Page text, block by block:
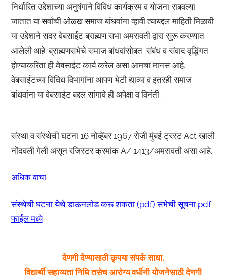
निर्धारित उद्देशाच्या अनुषंगाने विविध कार्यक्रम व योजना राबवल्या
जातात या सर्वांची ओळख समाज बांधवांना व्हावी त्याबद्दल माहिती मिळावी
या उद्देशाने सदर वेबसाईट ब्राह्मण सभा अमरावती द्वारा सुरू करण्यात
आलेली आहे. ब्राह्मणसभेचे समाज बांधवांसोबत संबंध व संवाद वृद्धिंगत
होण्याकरिता ही वेबसाईट कार्य करेल असा आमचा मानस आहे.
वेबसाईटच्या विविध विभागांना आपण भेटी द्याव्या व इतरही समाज
बांधवांना या वेबसाईट बद्दल सांगावे ही अपेक्षा व विनंती.
संस्था व संस्थेची घटना 16 नोव्हेंबर 1967 रोजी मुंबई ट्रस्ट Act खाली
नोंदवली गेली असून रजिस्टर क्रमांक A/ 1413/अमरावती असा आहे.
अधिक वाचा
संस्थेची घटना येथे डाऊनलोड करू शकता (pdf) सभेची सूचना pdf
फाईल मध्ये
देणगी देण्यासाठी कृपया संपर्क साधा.
विद्यार्थी सहाय्यता निधि तसेच आरोग्य वर्धीनी योजनेसाठी देणगी